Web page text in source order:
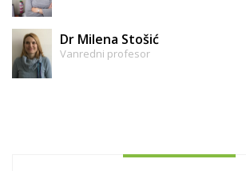
Dr Milena Stošić
Vanredni profesor